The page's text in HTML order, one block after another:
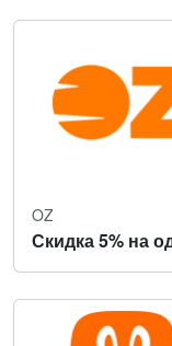
OZ
Скидка 5% на